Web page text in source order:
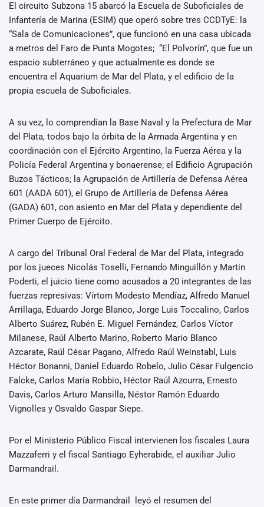
El circuito Subzona 15 abarcó la Escuela de Suboficiales de
Infantería de Marina (ESIM) que operó sobre tres CCDTyE: la
“Sala de Comunicaciones”, que funcionó en una casa ubicada
a metros del Faro de Punta Mogotes; “El Polvorín”, que fue un
espacio subterráneo y que actualmente es donde se
encuentra el Aquarium de Mar del Plata, y el edificio de la
propia escuela de Suboficiales.
A su vez, lo comprendían la Base Naval y la Prefectura de Mar
del Plata, todos bajo la órbita de la Armada Argentina y en
coordinación con el Ejército Argentino, la Fuerza Aérea y la
Policía Federal Argentina y bonaerense; el Edificio Agrupación
Buzos Tácticos; la Agrupación de Artillería de Defensa Aérea
601 (AADA 601), el Grupo de Artillería de Defensa Aérea
(GADA) 601, con asiento en Mar del Plata y dependiente del
Primer Cuerpo de Ejército.
A cargo del Tribunal Oral Federal de Mar del Plata, integrado
por los jueces Nicolás Toselli, Fernando Minguillón y Martín
Poderti, el juicio tiene como acusados a 20 integrantes de las
fuerzas represivas: Vírtom Modesto Mendíaz, Alfredo Manuel
Arrillaga, Eduardo Jorge Blanco, Jorge Luis Toccalino, Carlos
Alberto Suárez, Rubén E. Miguel Fernández, Carlos Víctor
Milanese, Raúl Alberto Marino, Roberto Mario Blanco
Azcarate, Raúl César Pagano, Alfredo Raúl Weinstabl, Luis
Héctor Bonanni, Daniel Eduardo Robelo, Julio César Fulgencio
Falcke, Carlos María Robbio, Héctor Raúl Azcurra, Ernesto
Davis, Carlos Arturo Mansilla, Néstor Ramón Eduardo
Vignolles y Osvaldo Gaspar Siepe.
Por el Ministerio Público Fiscal intervienen los fiscales Laura
Mazzaferri y el fiscal Santiago Eyherabide, el auxiliar Julio
Darmandrail.
En este primer día Darmandrail leyó el resumen del